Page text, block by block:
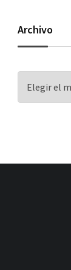
Archivo
Archivo